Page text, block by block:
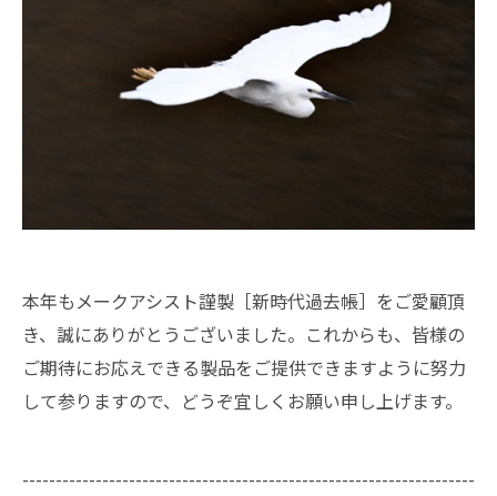
本年もメークアシスト謹製［新時代過去帳］をご愛顧頂
き、誠にありがとうございました。これからも、皆様の
ご期待にお応えできる製品をご提供できますように努力
して参りますので、どうぞ宜しくお願い申し上げます。
--------------------------------------------------------------------